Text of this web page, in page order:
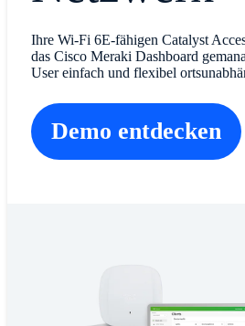
Ihre Wi-Fi 6E-fähigen Catalyst
das Cisco Meraki Dashboard
User einfach und flexibel
Demo entdecken